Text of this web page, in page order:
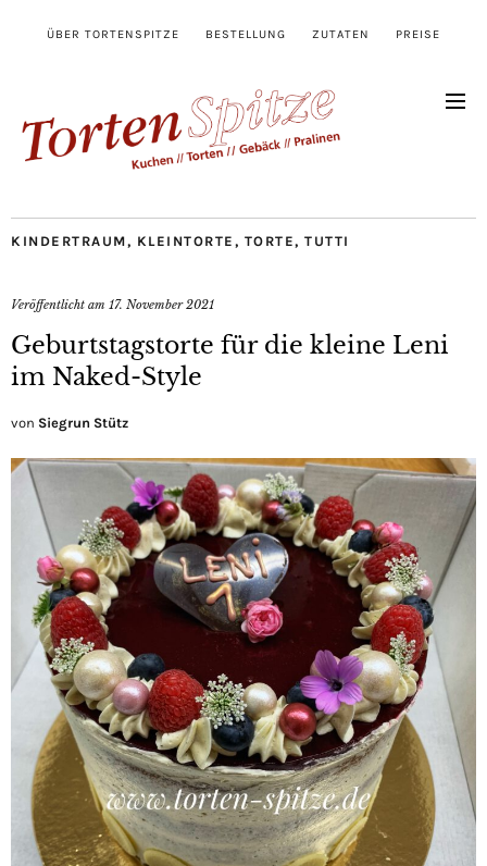
ÜBER TORTENSPITZE BESTELLUNG ZUTATEN PREISE
KINDERTRAUM, KLEINTORTE , TORTE, TUTTI
Veröffentlicht am 17. November 2021
Geburtstagstorte für die kleine Leni
im Naked-Style
von Siegrun Stütz